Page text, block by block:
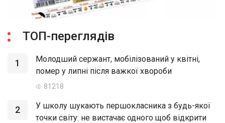
ТОП-переглядів
1
Молодший сержант, мобілізований у квітні,
помер у липні після важкої хвороби
81218
2
У школу шукають першокласника з будь-якої
точки світу: не вистачає одного щоб відкрити